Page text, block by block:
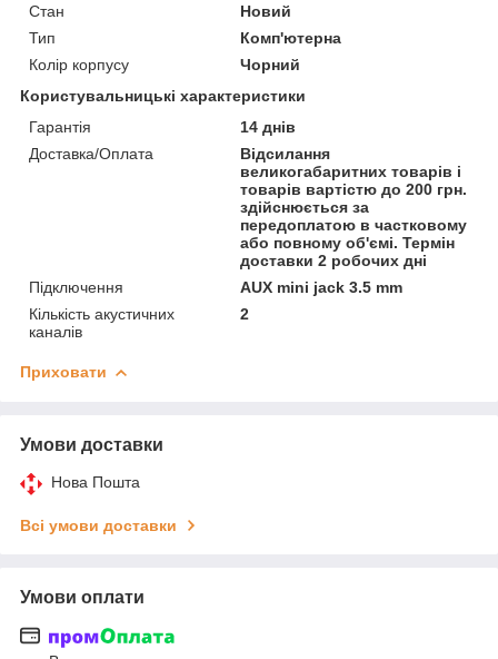
Стан
Новий
Тип
Комп'ютерна
Колір корпусу
Чорний
Користувальницькі характеристики
Гарантія
14 днів
Доставка/Оплата
Відсилання
великогабаритних товарів і
товарів вартістю до 200 грн.
здійснюється за
передоплатою в частковому
або повному об'ємі. Термін
доставки 2 робочих дні
Підключення
AUX mini jack 3.5 mm
Кількість акустичних
каналів
2
Приховати
Умови доставки
Нова Пошта
Всі умови доставки
Умови оплати